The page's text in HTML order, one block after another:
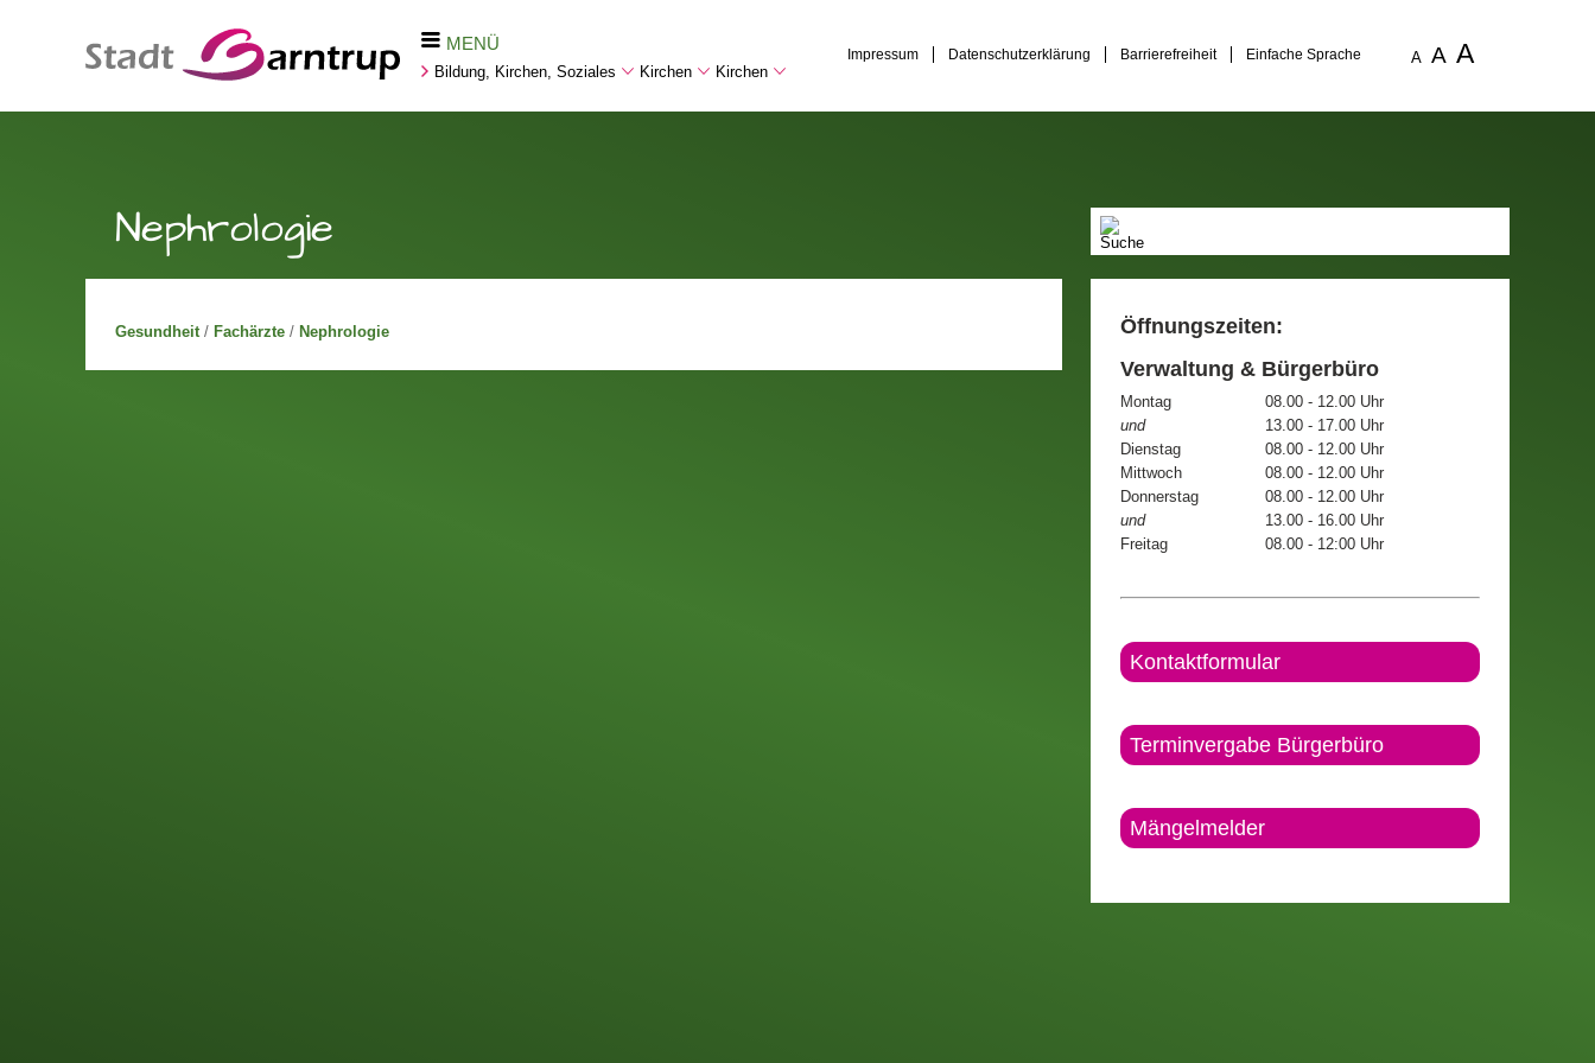
MENÜ
Bildung, Kirchen, Soziales Kirchen Kirchen
Impressum Datenschutzerklärung Barrierefreiheit Einfache Sprache A A A
Nephrologie
Gesundheit / Fachärzte / Nephrologie
Öffnungszeiten:
Verwaltung & Bürgerbüro
Montag
08.00 - 12.00 Uhr
und
13.00 - 17.00 Uhr
Dienstag
08.00 - 12.00 Uhr
Mittwoch
08.00 - 12.00 Uhr
Donnerstag
08.00 - 12.00 Uhr
und
13.00 - 16.00 Uhr
Freitag
08.00 - 12:00 Uhr
Kontaktformular
Terminvergabe Bürgerbüro
Mängelmelder